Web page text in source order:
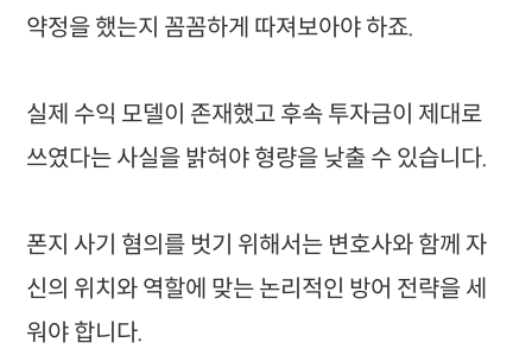
약정을 했는지 꼼꼼하게 따져보아야 하죠.
실제 수익 모델이 존재했고 후속 투자금이 제대로
쓰였다는 사실을 밝혀야 형량을 낮출 수 있습니다.
폰지 사기 혐의를 벗기 위해서는 변호사와 함께 자
신의 위치와 역할에 맞는 논리적인 방어 전략을 세
워야 합니다.